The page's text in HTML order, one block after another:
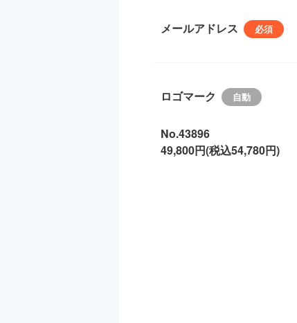
メールアドレス
ロゴマーク
No.43896
49,800円(税込54,780円)